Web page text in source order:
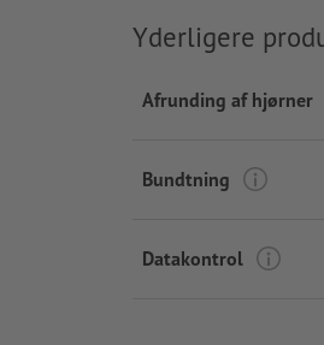
Yderligere
Afrunding af hjørner
Bundtning
Datakontrol